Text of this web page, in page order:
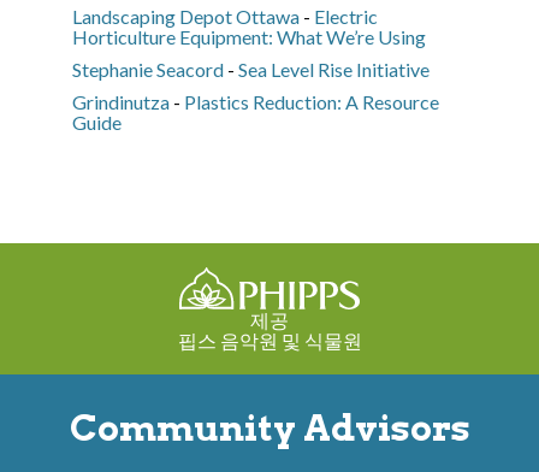
Landscaping Depot Ottawa - Electric
Horticulture Equipment: What We’re Using
Stephanie Seacord - Sea Level Rise Initiative
Grindinutza - Plastics Reduction: A Resource
Guide
제공
핍스 음악원 및 식물원
Community Advisors